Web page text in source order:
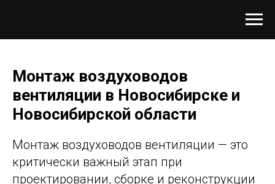
Монтаж воздуховодов
вентиляции в Новосибирске и
Новосибирской области
Монтаж воздуховодов вентиляции — это
критически важный этап при
проектировании, сборке и реконструкции